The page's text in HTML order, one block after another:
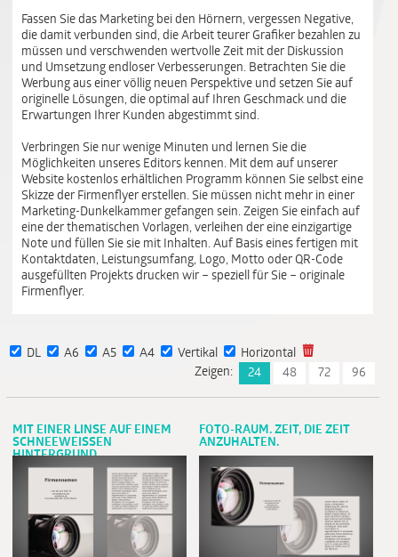
Fassen Sie das Marketing bei den Hörnern, vergessen Negative,
die damit verbunden sind, die Arbeit teurer Grafiker bezahlen zu
müssen und verschwenden wertvolle Zeit mit der Diskussion
und Umsetzung endloser Verbesserungen. Betrachten Sie die
Werbung aus einer völlig neuen Perspektive und setzen Sie auf
originelle Lösungen, die optimal auf Ihren Geschmack und die
Erwartungen Ihrer Kunden abgestimmt sind.
Verbringen Sie nur wenige Minuten und lernen Sie die
Möglichkeiten unseres Editors kennen. Mit dem auf unserer
Website kostenlos erhältlichen Programm können Sie selbst eine
Skizze der Firmenflyer erstellen. Sie müssen nicht mehr in einer
Marketing-Dunkelkammer gefangen sein. Zeigen Sie einfach auf
eine der thematischen Vorlagen, verleihen der eine einzigartige
Note und füllen Sie sie mit Inhalten. Auf Basis eines fertigen mit
Kontaktdaten, Leistungsumfang, Logo, Motto oder QR-Code
ausgefüllten Projekts drucken wir – speziell für Sie – originale
Firmenflyer.
DL A6 A5 A4 Vertikal
Horizontal
Zeigen:
24 48 72 96
MIT EINER LINSE AUF EINEM
SCHNEEWEISSEN
HINTERGRUND
FOTO-RAUM. ZEIT, DIE ZEIT
ANZUHALTEN.